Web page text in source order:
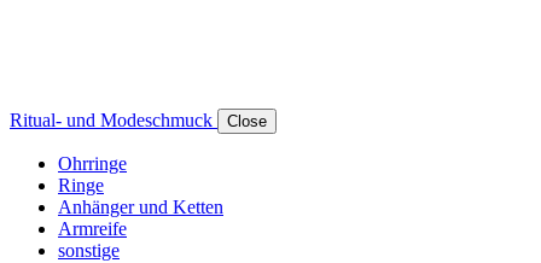
Ritual- und Modeschmuck Close
Ohrringe
Ringe
Anhänger und Ketten
Armreife
sonstige